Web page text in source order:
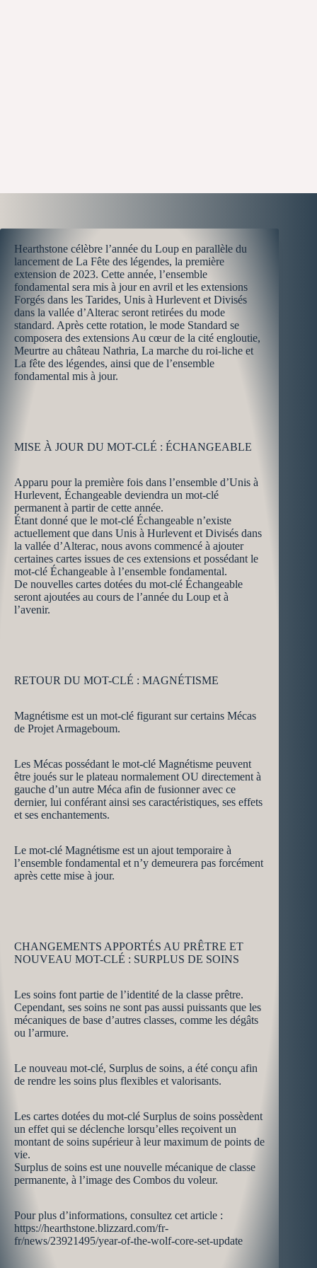
Hearthstone célèbre l’année du Loup en parallèle du
lancement de La Fête des légendes, la première
extension de 2023. Cette année, l’ensemble
fondamental sera mis à jour en avril et les extensions
Forgés dans les Tarides, Unis à Hurlevent et Divisés
dans la vallée d’Alterac seront retirées du mode
standard. Après cette rotation, le mode Standard se
composera des extensions Au cœur de la cité engloutie,
Meurtre au château Nathria, La marche du roi-liche et
La fête des légendes, ainsi que de l’ensemble
fondamental mis à jour.
MISE À JOUR DU MOT-CLÉ : ÉCHANGEABLE
Apparu pour la première fois dans l’ensemble d’Unis à
Hurlevent, Échangeable deviendra un mot-clé
permanent à partir de cette année.
Étant donné que le mot-clé Échangeable n’existe
actuellement que dans Unis à Hurlevent et Divisés dans
la vallée d’Alterac, nous avons commencé à ajouter
certaines cartes issues de ces extensions et possédant le
mot-clé Échangeable à l’ensemble fondamental.
De nouvelles cartes dotées du mot-clé Échangeable
seront ajoutées au cours de l’année du Loup et à
l’avenir.
RETOUR DU MOT-CLÉ : MAGNÉTISME
Magnétisme est un mot-clé figurant sur certains Mécas
de Projet Armageboum.
Les Mécas possédant le mot-clé Magnétisme peuvent
être joués sur le plateau normalement OU directement à
gauche d’un autre Méca afin de fusionner avec ce
dernier, lui conférant ainsi ses caractéristiques, ses effets
et ses enchantements.
Le mot-clé Magnétisme est un ajout temporaire à
l’ensemble fondamental et n’y demeurera pas forcément
après cette mise à jour.
CHANGEMENTS APPORTÉS AU PRÊTRE ET
NOUVEAU MOT-CLÉ : SURPLUS DE SOINS
Les soins font partie de l’identité de la classe prêtre.
Cependant, ses soins ne sont pas aussi puissants que les
mécaniques de base d’autres classes, comme les dégâts
ou l’armure.
Le nouveau mot-clé, Surplus de soins, a été conçu afin
de rendre les soins plus flexibles et valorisants.
Les cartes dotées du mot-clé Surplus de soins possèdent
un effet qui se déclenche lorsqu’elles reçoivent un
montant de soins supérieur à leur maximum de points de
vie.
Surplus de soins est une nouvelle mécanique de classe
permanente, à l’image des Combos du voleur.
Pour plus d’informations, consultez cet article :
https://hearthstone.blizzard.com/fr-
fr/news/23921495/year-of-the-wolf-core-set-update